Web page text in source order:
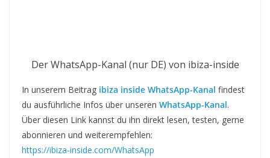
Der WhatsApp-Kanal (nur DE) von ibiza-inside
In unserem Beitrag ibiza inside WhatsApp-Kanal findest
du ausführliche Infos über unseren WhatsApp-Kanal.
Über diesen Link kannst du ihn direkt lesen, testen, gerne
abonnieren und weiterempfehlen:
https://ibiza-inside.com/WhatsApp